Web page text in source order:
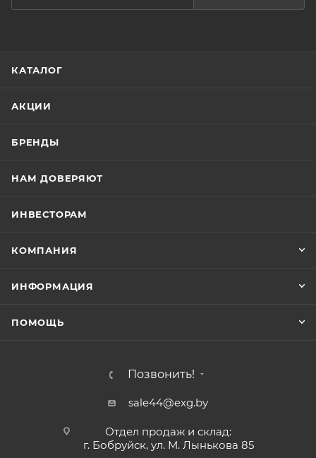
КАТАЛОГ
АКЦИИ
БРЕНДЫ
НАМ ДОВЕРЯЮТ
ИНВЕСТОРАМ
КОМПАНИЯ
ИНФОРМАЦИЯ
ПОМОЩЬ
Позвонить!
sale44@exg.by
Отдел продаж и склад:
г. Бобруйск, ул. М. Лынькова 85